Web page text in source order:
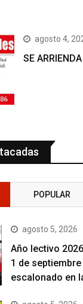
agosto 4,
SE ARRIENDA
POPULAR
agosto 5, 2026
Año lectivo
1 de
escalonado en